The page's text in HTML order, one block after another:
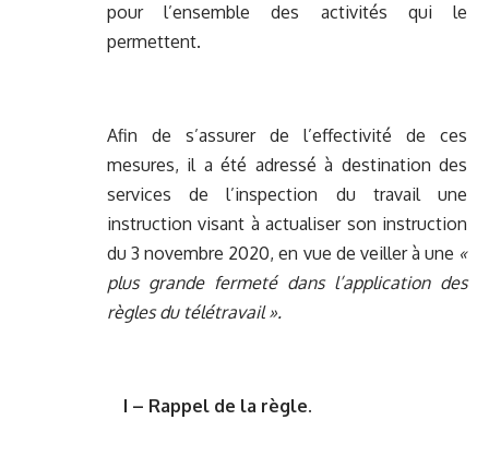
pour l’ensemble des activités qui le
permettent.
Afin de s’assurer de l’effectivité de ces
mesures, il a été adressé à destination des
services de l’inspection du travail une
instruction visant à actualiser son instruction
du 3 novembre 2020, en vue de veiller à une «
plus grande fermeté dans l’application des
règles du télétravail ».
I – Rappel de la règle.